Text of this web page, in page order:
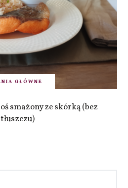
GŁÓWNE
smażony ze skórką (bez
tłuszczu)